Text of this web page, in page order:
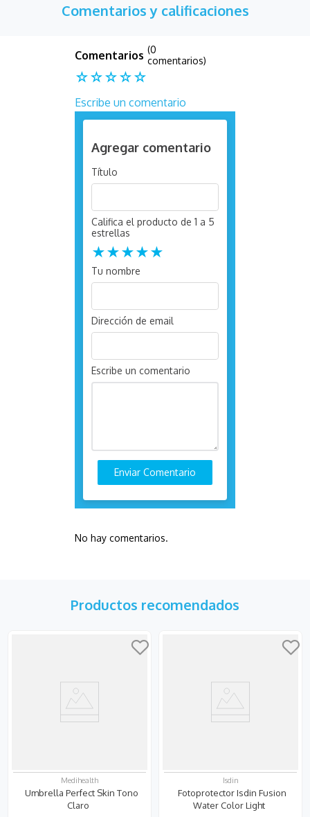
Comentarios y calificaciones
☆☆☆☆☆
(0
comentarios)
Escribe un comentario
Agregar comentario
Título
Califica el producto de 1 a 5
estrellas
★★★★★
Tu nombre
Dirección de email
Escribe un comentario
Enviar Comentario
No hay comentarios.
Productos recomendados
Medihealth
Umbrella Perfect Skin Tono
Claro
Isdin
Fotoprotector Isdin Fusion
Water Color Light